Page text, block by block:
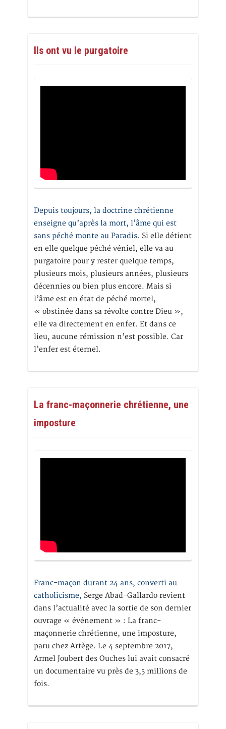
Ils ont vu le purgatoire
Depuis toujours, la doctrine chrétienne
enseigne qu’après la mort, l’âme qui est
sans péché monte au Paradis. Si elle détient
en elle quelque péché véniel, elle va au
purgatoire pour y rester quelque temps,
plusieurs mois, plusieurs années, plusieurs
décennies ou bien plus encore. Mais si
l’âme est en état de péché mortel,
« obstinée dans sa révolte contre Dieu »,
elle va directement en enfer. Et dans ce
lieu, aucune rémission n’est possible. Car
l’enfer est éternel.
La franc-maçonnerie chrétienne, une
imposture
Franc-maçon durant 24 ans, converti au
catholicisme, Serge Abad-Gallardo revient
dans l’actualité avec la sortie de son dernier
ouvrage « événement » : La franc-
maçonnerie chrétienne, une imposture,
paru chez Artège. Le 4 septembre 2017,
Armel Joubert des Ouches lui avait consacré
un documentaire vu près de 3,5 millions de
fois.